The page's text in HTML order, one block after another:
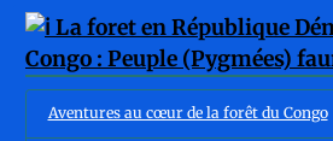
Aventures au cœur de la forêt du Congo